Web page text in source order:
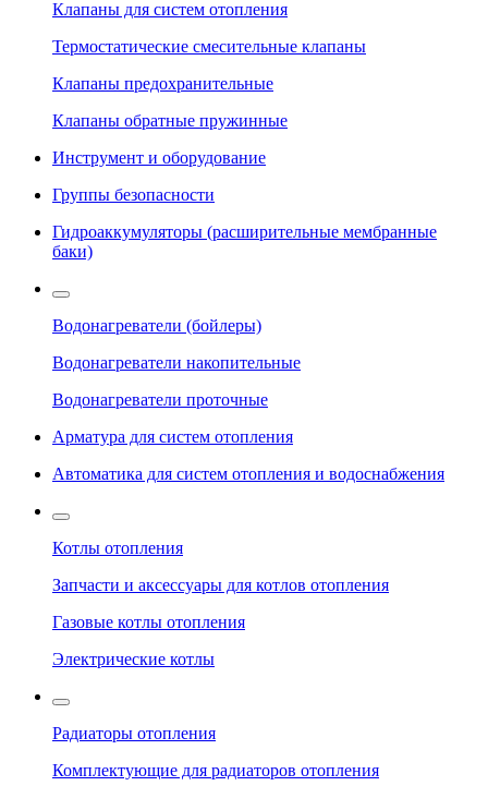
Клапаны для систем отопления
Термостатические смесительные клапаны
Клапаны предохранительные
Клапаны обратные пружинные
Инструмент и оборудование
Группы безопасности
Гидроаккумуляторы (расширительные мембранные
баки)
Водонагреватели (бойлеры)
Водонагреватели накопительные
Водонагреватели проточные
Арматура для систем отопления
Автоматика для систем отопления и водоснабжения
Котлы отопления
Запчасти и аксессуары для котлов отопления
Газовые котлы отопления
Электрические котлы
Радиаторы отопления
Комплектующие для радиаторов отопления